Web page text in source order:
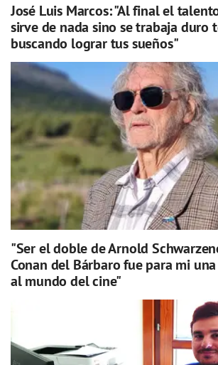
José Luis Marcos: "Al final el
sirve de nada sino se trabaja duro
buscando lograr tus sueños"
"Ser el doble de Arnold
Conan del Bárbaro fue para mi
al mundo del cine"